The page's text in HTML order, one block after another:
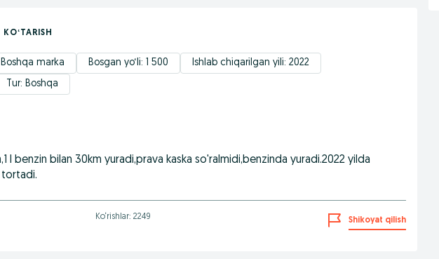
KOʻTARISH
marka Bosgan yo‘li: 1 500
Ishlab chiqarilgan yili: 2022
Tur: Boshqa
l benzin bilan 30km yuradi,prava kaska so'ralmidi,benzinda yuradi.2022 yilda
tortadi.
Ko‘rishlar: 2249 Shikoyat qilish